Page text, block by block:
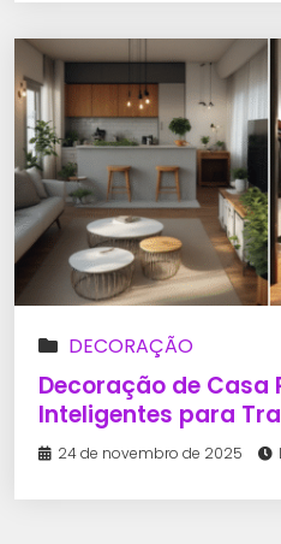
DECORAÇÃO
Decoração de Casa
Inteligentes para
24 de novembro de 2025